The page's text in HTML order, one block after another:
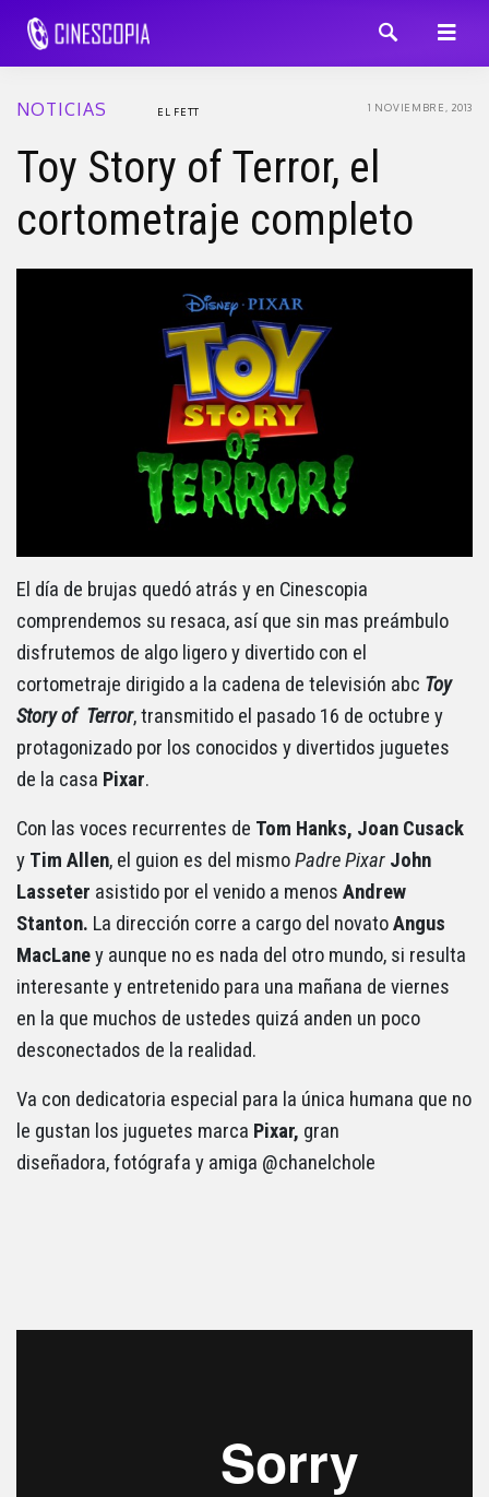
NOTICIAS 1 NOVIEMBRE, 2013
EL FETT
Toy Story of Terror, el
cortometraje completo
El día de brujas quedó atrás y en Cinescopia
comprendemos su resaca, así que sin mas preámbulo
disfrutemos de algo ligero y divertido con el
cortometraje dirigido a la cadena de televisión abc Toy
Story of Terror, transmitido el pasado 16 de octubre y
protagonizado por los conocidos y divertidos juguetes
de la casa Pixar.
Con las voces recurrentes de Tom Hanks, Joan Cusack
y Tim Allen, el guion es del mismoPadre Pixar John
Lasseter asistido por el venido a menos Andrew
Stanton. La dirección corre a cargo del novatoAngus
MacLaney aunque no es nada del otro mundo, si resulta
interesante y entretenido para una mañana de viernes
en la que muchos de ustedes quizá anden un poco
desconectados de la realidad.
Va con dedicatoria especial para la única humana que no
le gustan los juguetes marca Pixar, gran
diseñadora, fotógrafa y amiga @chanelchole